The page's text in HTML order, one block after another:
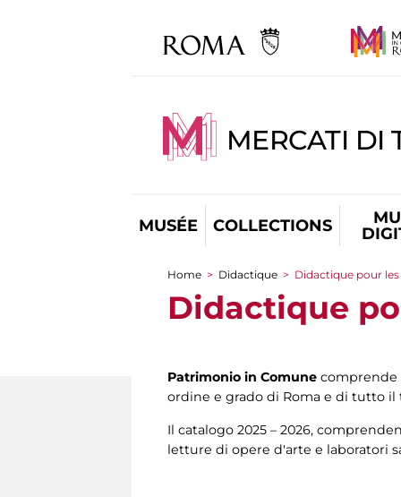
MERCATI DI
MUSÉE COLLECTIONS
You are here
Home > Didactique > Didactique pour les
Didactique
Patrimonio in Comune comprende
ordine e grado di Roma e di tutto il
Il catalogo 2025 – 2026,
letture di opere d'arte e laboratori